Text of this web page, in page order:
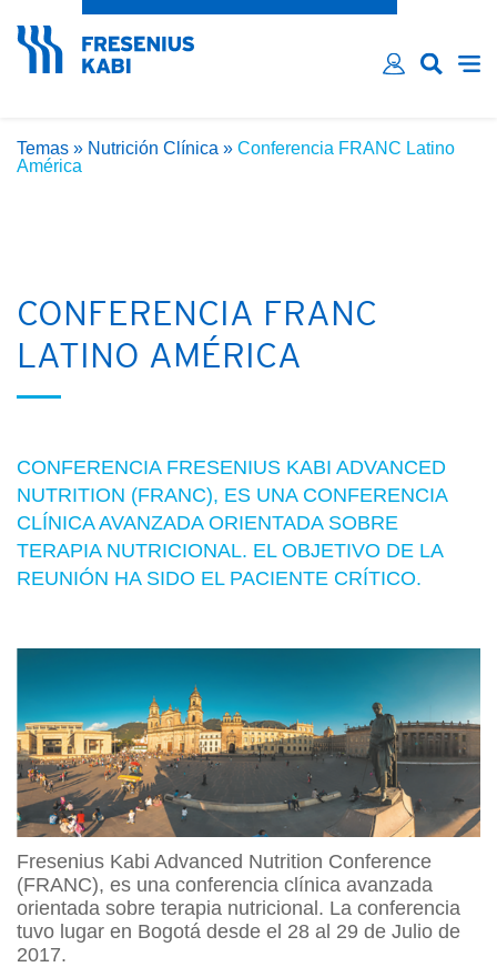
Email*
Recordarme
Temas » Nutrición Clínica » Conferencia FRANC Latino
América
CONFERENCIA FRANC
LATINO AMÉRICA
CONFERENCIA FRESENIUS KABI ADVANCED
NUTRITION (FRANC), ES UNA CONFERENCIA
CLÍNICA AVANZADA ORIENTADA SOBRE
TERAPIA NUTRICIONAL. EL OBJETIVO DE LA
REUNIÓN HA SIDO EL PACIENTE CRÍTICO.
Fresenius Kabi Advanced Nutrition Conference
(FRANC), es una conferencia clínica avanzada
orientada sobre terapia nutricional. La conferencia
tuvo lugar en Bogotá desde el 28 al 29 de Julio de
2017.